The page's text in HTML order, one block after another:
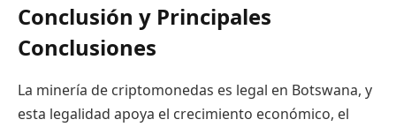
Conclusión y Principales
Conclusiones
La minería de criptomonedas es legal en Botswana, y
esta legalidad apoya el crecimiento económico, el